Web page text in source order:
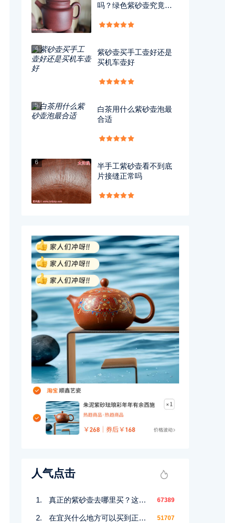
吗？绿色紫砂壶究竟有
4
紫砂壶买手工壶好还是
买机车壶好
5
白茶用什么紫砂壶泡最
合适
6
半手工紫砂壶看不到底
片接缝正常吗
人气点击
真正的紫砂壶去哪里买？这几个地方都能买到！ 67389
在宜兴什么地方可以买到正宗紫砂壶 51707